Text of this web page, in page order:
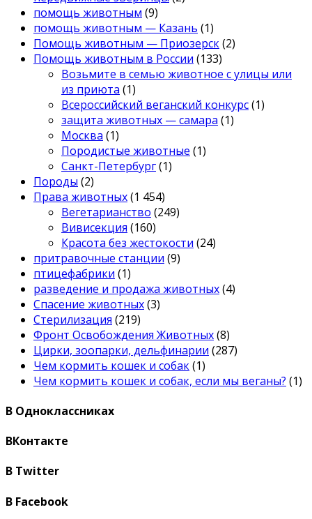
помощь животным (9)
помощь животным — Казань (1)
Помощь животным — Приозерск(2)
Помощь животным в России (133)
Возьмите в семью животное с улицы или
из приюта (1)
Всероссийский веганский конкурс(1)
защита животных — самара (1)
Москва (1)
Породистые животные (1)
Санкт-Петербург(1)
Породы (2)
Права животных(1 454)
Вегетарианство (249)
Вивисекция (160)
Красота без жестокости (24)
притравочные станции (9)
птицефабрики (1)
разведение и продажа животных(4)
Спасение животных(3)
Стерилизация (219)
Фронт Освобождения Животных(8)
Цирки, зоопарки, дельфинарии (287)
Чем кормить кошек и собак(1)
Чем кормить кошек и собак, если мы веганы? (1)
В Одноклассниках
ВКонтакте
В Twitter
В Facebook